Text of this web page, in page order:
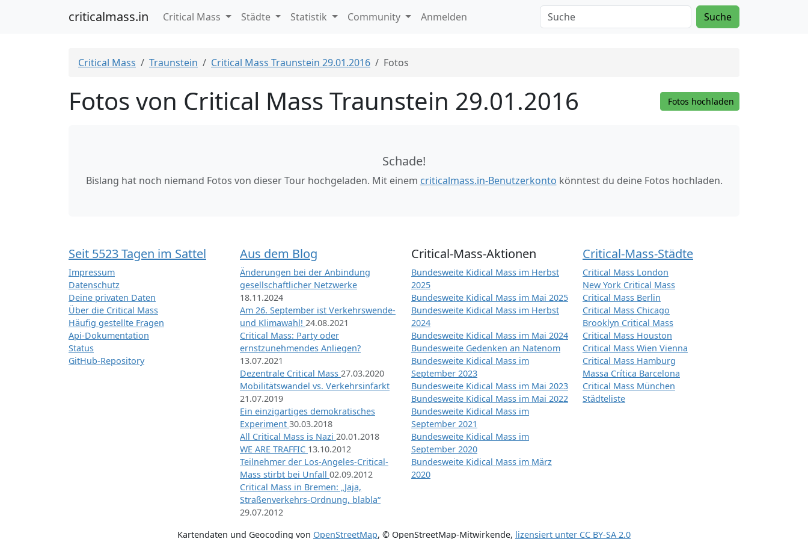
criticalmass.in Critical Mass Städte Statistik Community Anmelden Suche
Critical Mass Traunstein Critical Mass Traunstein 29.01.2016 Fotos
Fotos von Critical Mass Traunstein 29.01.2016 Fotos hochladen
Schade!
Bislang hat noch niemand Fotos von dieser Tour hochgeladen. Mit einem criticalmass.in-Benutzerkonto könntest du deine Fotos hochladen.
Seit 5523 Tagen im Sattel
Impressum
Datenschutz
Deine privaten Daten
Über die Critical Mass
Häufig gestellte Fragen
Api-Dokumentation
Status
GitHub-Repository
Aus dem Blog
Änderungen bei der Anbindung
gesellschaftlicher Netzwerke
18.11.2024
Am 26. September ist Verkehrswende-
und Klimawahl! 24.08.2021
Critical Mass: Party oder
ernstzunehmendes Anliegen?
13.07.2021
Dezentrale Critical Mass 27.03.2020
Mobilitätswandel vs. Verkehrsinfarkt
21.07.2019
Ein einzigartiges demokratisches
Experiment 30.03.2018
All Critical Mass is Nazi 20.01.2018
WE ARE TRAFFIC 13.10.2012
Teilnehmer der Los-Angeles-Critical-
Mass stirbt bei Unfall 02.09.2012
Critical Mass in Bremen: „Jaja,
Straßenverkehrs-Ordnung, blabla“
29.07.2012
Critical-Mass-Aktionen
Bundesweite Kidical Mass im Herbst
2025
Bundesweite Kidical Mass im Mai 2025
Bundesweite Kidical Mass im Herbst
2024
Bundesweite Kidical Mass im Mai 2024
Bundesweite Gedenken an Natenom
Bundesweite Kidical Mass im
September 2023
Bundesweite Kidical Mass im Mai 2023
Bundesweite Kidical Mass im Mai 2022
Bundesweite Kidical Mass im
September 2021
Bundesweite Kidical Mass im
September 2020
Bundesweite Kidical Mass im März
2020
Critical-Mass-Städte
Critical Mass London
New York Critical Mass
Critical Mass Berlin
Critical Mass Chicago
Brooklyn Critical Mass
Critical Mass Houston
Critical Mass Wien Vienna
Critical Mass Hamburg
Massa Crítica Barcelona
Critical Mass München
Städteliste
Kartendaten und Geocoding von OpenStreetMap, © OpenStreetMap-Mitwirkende, lizensiert unter CC BY-SA 2.0